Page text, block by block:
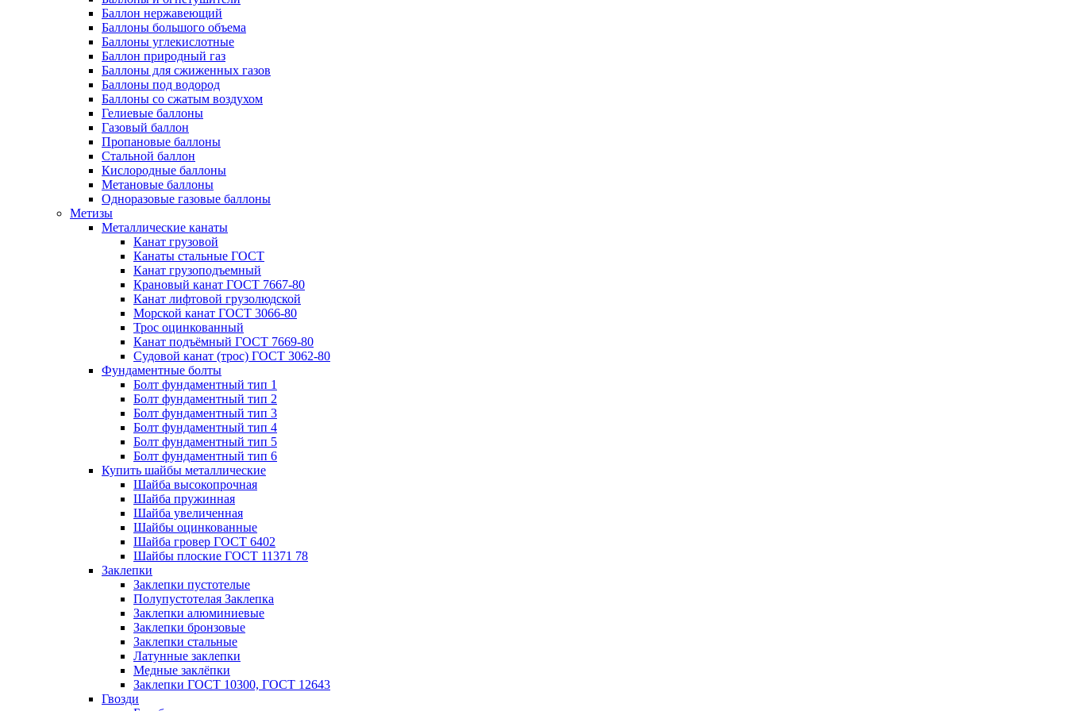
Баллон нержавеющий
Баллоны большого объема
Баллоны углекислотные
Баллон природный газ
Баллоны для сжиженных газов
Баллоны под водород
Баллоны со сжатым воздухом
Гелиевые баллоны
Газовый баллон
Пропановые баллоны
Стальной баллон
Кислородные баллоны
Метановые баллоны
Одноразовые газовые баллоны
Метизы
Металлические канаты
Канат грузовой
Канаты стальные ГОСТ
Канат грузоподъемный
Крановый канат ГОСТ 7667-80
Канат лифтовой грузолюдской
Морской канат ГОСТ 3066-80
Трос оцинкованный
Канат подъёмный ГОСТ 7669-80
Судовой канат (трос) ГОСТ 3062-80
Фундаментные болты
Болт фундаментный тип 1
Болт фундаментный тип 2
Болт фундаментный тип 3
Болт фундаментный тип 4
Болт фундаментный тип 5
Болт фундаментный тип 6
Купить шайбы металлические
Шайба высокопрочная
Шайба пружинная
Шайба увеличенная
Шайбы оцинкованные
Шайба гровер ГОСТ 6402
Шайбы плоские ГОСТ 11371 78
Заклепки
Заклепки пустотелые
Полупустотелая Заклепка
Заклепки алюминиевые
Заклепки бронзовые
Заклепки стальные
Латунные заклепки
Медные заклёпки
Заклепки ГОСТ 10300, ГОСТ 12643
Гвозди